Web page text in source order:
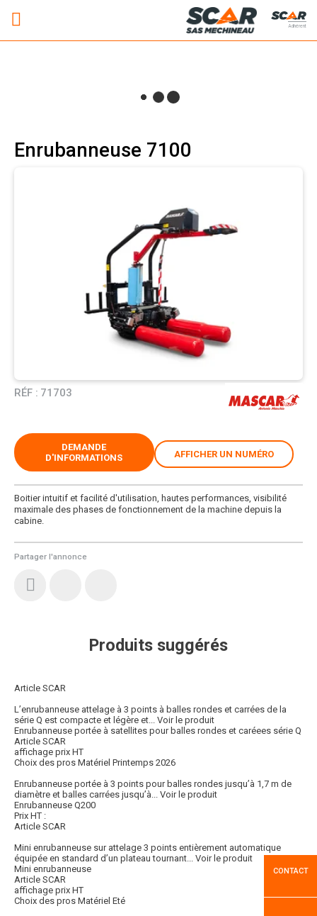
Adhérent
Enrubanneuse 7100
RÉF : 71703
Partager l'annonce
Boitier intuitif et facilité d'utilisation, hautes performances, visibilité
maximale des phases de fonctionnement de la machine depuis la
cabine.
DEMANDE
D'INFORMATIONS
AFFICHER UN NUMÉRO
Produits suggérés
Article SCAR
L’enrubanneuse attelage à 3 points à balles rondes et carrées de la
série Q est compacte et légère et... Voir le produit
Enrubanneuse portée à satellites pour balles rondes et caréees série Q
Article SCAR
affichage prix HT
Choix des pros Matériel Printemps 2026
Enrubanneuse portée à 3 points pour balles rondes jusqu’à 1,7 m de
diamètre et balles carrées jusqu’à... Voir le produit
Enrubanneuse Q200
Prix HT :
Article SCAR
Mini enrubanneuse sur attelage 3 points entièrement automatique
équipée en standard d’un plateau tournant... Voir le produit
Mini enrubanneuse
Article SCAR
affichage prix HT
Choix des pros Matériel Eté
CONTACT